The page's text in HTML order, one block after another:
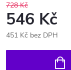
728 Kč
546 Kč
451 Kč bez DPH